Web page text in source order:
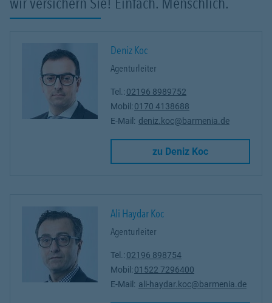
Deniz Koc
Agenturleiter
Tel.: 02196 8989752
Mobil: 0170 4138688
E-Mail: deniz.koc@barmenia.de
zu Deniz KocLink Opens in
Ali Haydar Koc
Agenturleiter
Tel.: 02196 898754
Mobil: 01522 7296400
E-Mail: ali-haydar.koc@barmenia.de